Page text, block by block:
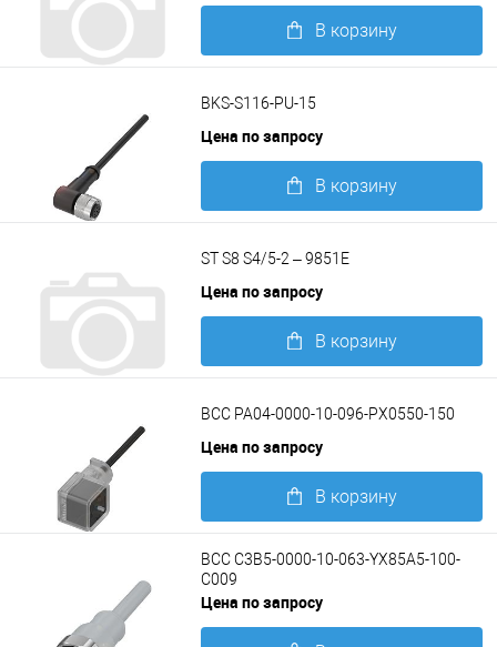
В корзину
BKS-S116-PU-15
Цена по запросу
В корзину
ST S8 S4/5-2 – 9851E
Цена по запросу
В корзину
BCC PA04-0000-10-096-PX0550-150
Цена по запросу
В корзину
Подробнее
BCC C3B5-0000-10-063-YX85A5-100-
C009
Цена по запросу